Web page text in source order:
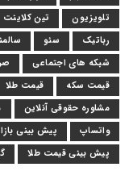
تلویزیون
تین کلاینت
رباتیک
سئو
شبکه های اجتماعی
قیمت سکه
قیمت طلا
مشاوره حقوقی آنلاین
واتساپ
پیش بینی
پیش بینی قیمت طلا